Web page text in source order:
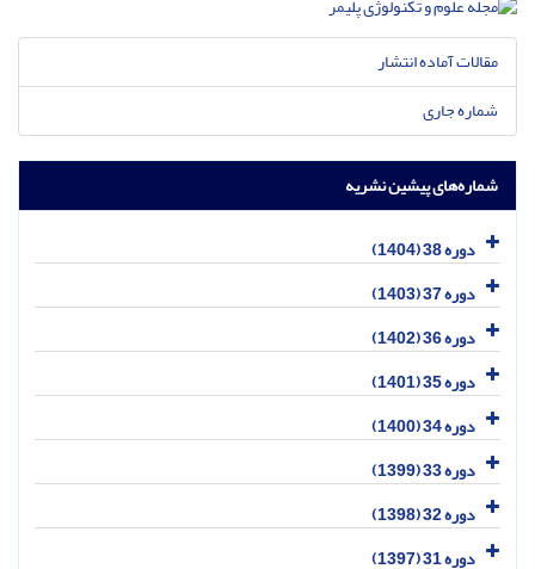
مقالات آماده انتشار
شماره جاری
شماره‌های پیشین نشریه
دوره 38 (1404)
دوره 37 (1403)
دوره 36 (1402)
دوره 35 (1401)
دوره 34 (1400)
دوره 33 (1399)
دوره 32 (1398)
دوره 31 (1397)